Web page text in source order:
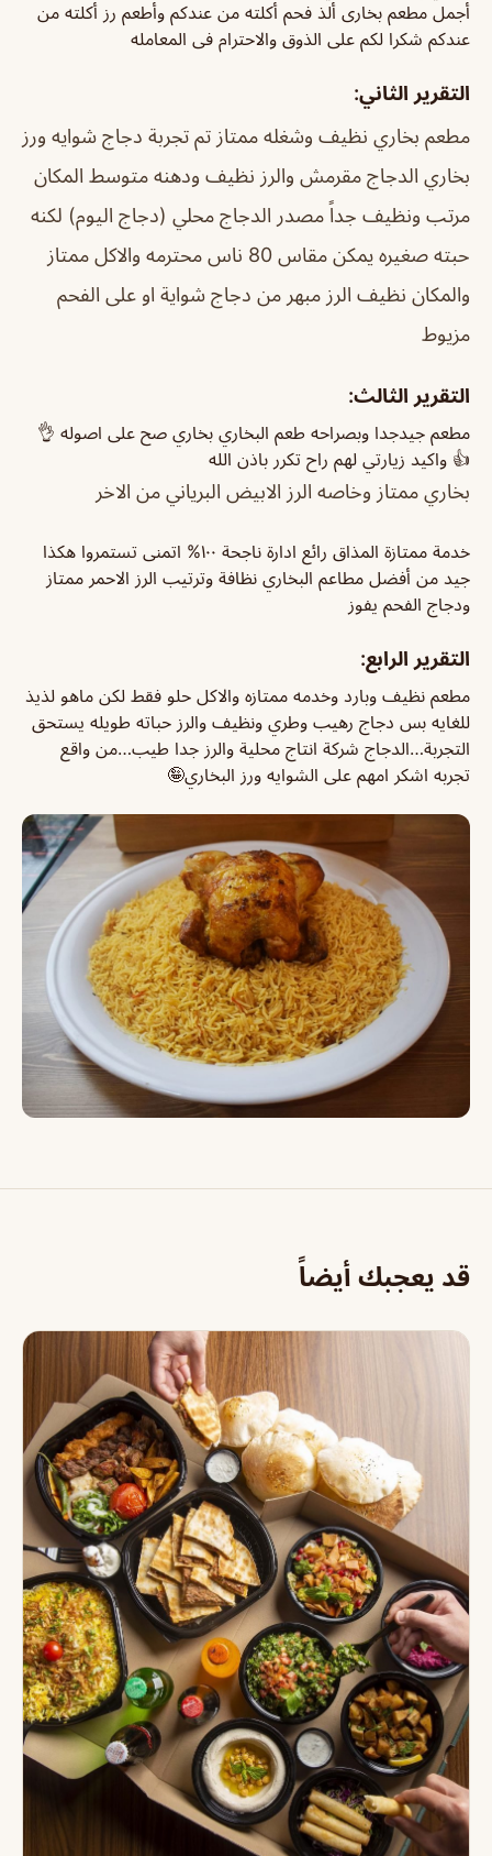
أجمل مطعم بخارى ألذ فحم أكلته من عندكم وأطعم رز أكلته من
عندكم شكرا لكم على الذوق والاحترام فى المعامله
التقرير الثاني:
مطعم بخاري نظيف وشغله ممتاز تم تجربة دجاج شوايه ورز
بخاري الدجاج مقرمش والرز نظيف ودهنه متوسط المكان
مرتب ونظيف جداً مصدر الدجاج محلي (دجاج اليوم) لكنه
حبته صغيره يمكن مقاس 80
ناس محترمه والاكل ممتاز
والمكان نظيف الرز مبهر من دجاج شواية او على الفحم
مزيوط
التقرير الثالث:
مطعم جيدجدا وبصراحه طعم البخاري بخاري صح على اصوله 👌
👍 واكيد زيارتي لهم راح تكرر باذن الله
بخاري ممتاز وخاصه الرز الابيض البرياني من الاخر
خدمة ممتازة المذاق رائع ادارة ناجحة ١٠٠% اتمنى تستمروا هكذا
جيد من أفضل مطاعم البخاري نظافة وترتيب الرز الاحمر ممتاز
ودجاج الفحم يفوز
التقرير الرابع:
مطعم نظيف وبارد وخدمه ممتازه والاكل حلو فقط لكن ماهو لذيذ
للغايه بس دجاج رهيب وطري ونظيف والرز حباته طويله يستحق
التجربة…الدجاج شركة انتاج محلية والرز جدا طيب…من واقع
تجربه اشكر امهم على الشوايه ورز البخاري🤪
قد يعجبك أيضاً